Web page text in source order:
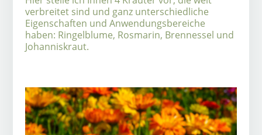
verbreitet sind und ganz unterschiedliche
Eigenschaften und Anwendungsbereiche
haben: Ringelblume, Rosmarin, Brennessel und
Johanniskraut.